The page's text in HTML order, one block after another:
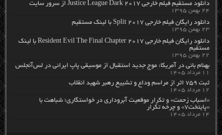
دانلود مستقیم فیلم خارجی Justice League Dark 2017 از سرور سایت
۲۴ بهمن ۱۳۹۵
دانلود رایگان فیلم خارجی Split 2017 با لینک مستقیم
۲۳ بهمن ۱۳۹۵
دانلود رایگان فیلم خارجی Resident Evil The Final Chapter 2017 با لینک
مستقیم
۲۲ بهمن ۱۳۹۵
بهنام بانی در آمریکا: موج جدید استقبال از موسیقی پاپ ایرانی در لس‌آنجلس
۱۱ مرداد ۱۴۰۵
ثبت ۷۵۹ اثر از مراسم وداع و تشییع رهبر شهید انقلاب
۱۲ مرداد ۱۴۰۵
«اسباب زحمت» و تکرار موقعیت آبروداری در خواستگاری؛ شباهت با
«پایتخت۷» و چرخه تکرار
۱۴ مرداد ۱۴۰۵